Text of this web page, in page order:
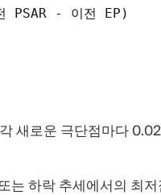
새로운 극단점마다
는 하락 추세에서의 최저